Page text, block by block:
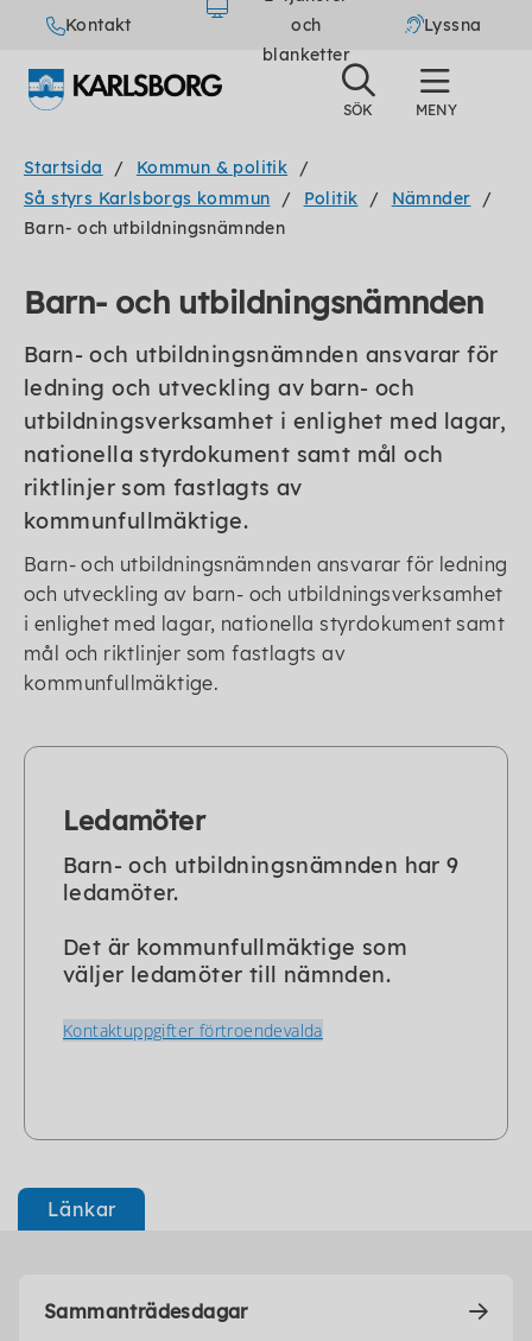
Kontakt
och
blanketter
Lyssna
Startsida
Kommun & politik
Så styrs Karlsborgs kommun
Politik
Nämnder
Barn- och utbildningsnämnden
Barn- och utbildningsnämnden
Barn- och utbildningsnämnden ansvarar för
ledning och utveckling av barn- och
utbildningsverksamhet i enlighet med lagar,
nationella styrdokument samt mål och
riktlinjer som fastlagts av
kommunfullmäktige.
Barn- och utbildningsnämnden ansvarar för ledning
och utveckling av barn- och utbildningsverksamhet
i enlighet med lagar, nationella styrdokument samt
mål och riktlinjer som fastlagts av
kommunfullmäktige.
Ledamöter
Barn- och utbildningsnämnden har 9
ledamöter.
Det är kommunfullmäktige som
väljer ledamöter till nämnden.
Kontaktuppgifter förtroendevalda
Länkar
Sammanträdesdagar